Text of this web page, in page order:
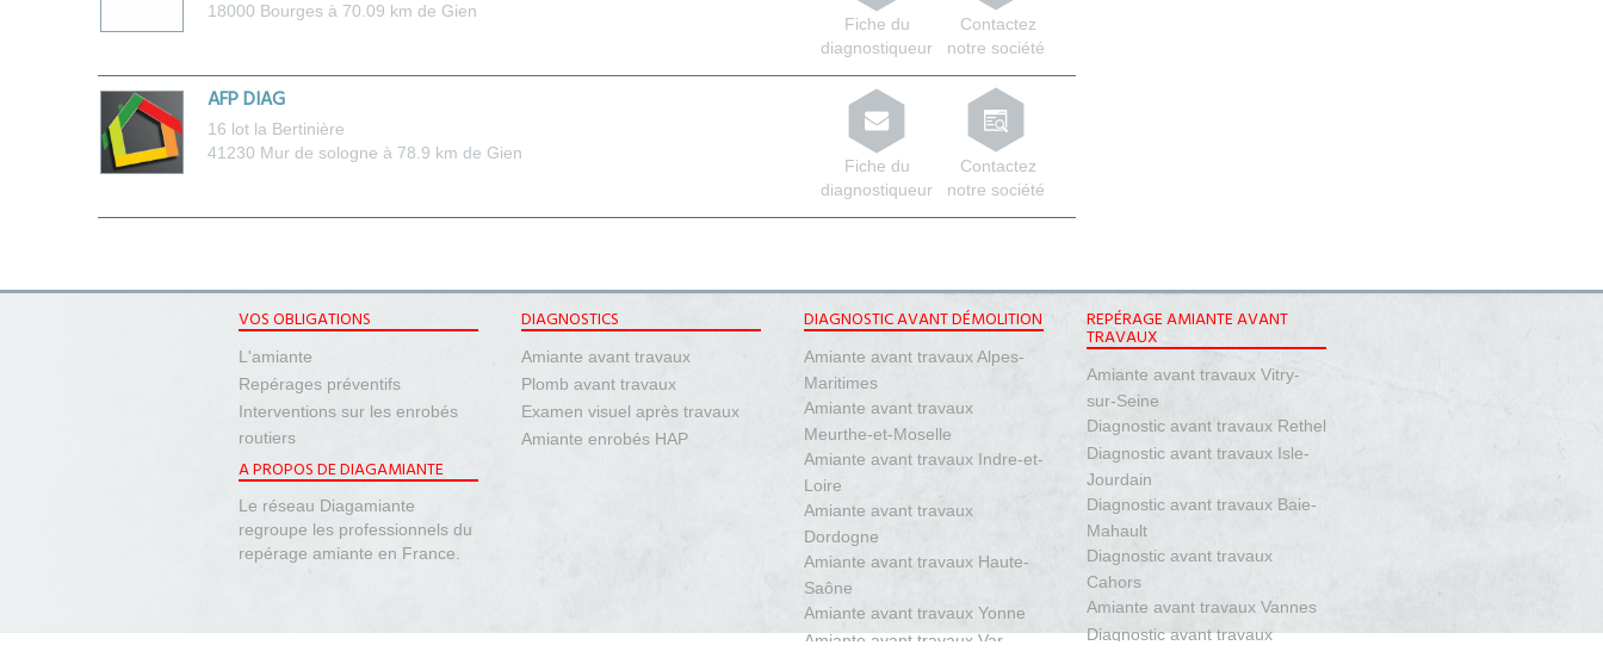
18000 Bourges à 70.09 km de Gien
Contactez
notre société
Fiche du
diagnostiqueur
AFP DIAG
16 lot la Bertinière
41230 Mur de sologne à 78.9 km de Gien
Contactez
notre société
Fiche du
diagnostiqueur
VOS OBLIGATIONS
L'amiante
Repérages préventifs
Interventions sur les enrobés
routiers
A PROPOS DE DIAGAMIANTE
Le réseau Diagamiante
regroupe les professionnels du
repérage amiante en France.
DIAGNOSTICS
Amiante avant travaux
Plomb avant travaux
Examen visuel après travaux
Amiante enrobés HAP
DIAGNOSTIC AVANT DÉMOLITION
Amiante avant travaux Alpes-
Maritimes
Amiante avant travaux
Meurthe-et-Moselle
Amiante avant travaux Indre-et-
Loire
Amiante avant travaux
Dordogne
Amiante avant travaux Haute-
Saône
Amiante avant travaux Yonne
Amiante avant travaux Var
REPÉRAGE AMIANTE AVANT
TRAVAUX
Amiante avant travaux Vitry-
sur-Seine
Diagnostic avant travaux Rethel
Diagnostic avant travaux Isle-
Jourdain
Diagnostic avant travaux Baie-
Mahault
Diagnostic avant travaux
Cahors
Amiante avant travaux Vannes
Diagnostic avant travaux